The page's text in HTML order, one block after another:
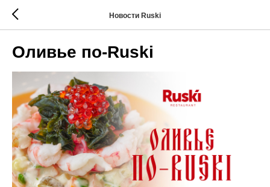
Новости Ruski
Оливье по-Ruski